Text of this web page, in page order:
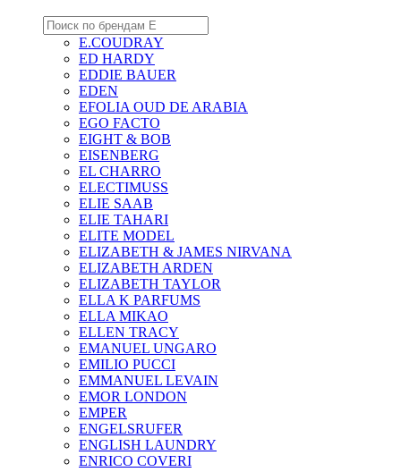
E.COUDRAY
ED HARDY
EDDIE BAUER
EDEN
EFOLIA OUD DE ARABIA
EGO FACTO
EIGHT & BOB
EISENBERG
EL CHARRO
ELECTIMUSS
ELIE SAAB
ELIE TAHARI
ELITE MODEL
ELIZABETH & JAMES NIRVANA
ELIZABETH ARDEN
ELIZABETH TAYLOR
ELLA K PARFUMS
ELLA MIKAO
ELLEN TRACY
EMANUEL UNGARO
EMILIO PUCCI
EMMANUEL LEVAIN
EMOR LONDON
EMPER
ENGELSRUFER
ENGLISH LAUNDRY
ENRICO COVERI